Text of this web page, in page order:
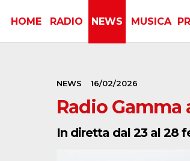
HOME RADIO NEWS MUSICA
NEWS 16/02/2026
Radio Gamma
In diretta dal 23 al 28